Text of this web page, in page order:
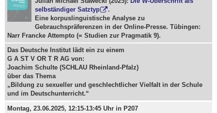
selbständiger Satztyp
.
Eine korpuslinguistische Analyse zu
Gebrauchspräferenzen in der Online-Presse. Tübingen:
Narr Francke Attempto (= Studien zur Pragmatik 9).
Das Deutsche Institut lädt ein zu einem
G A ST V OR T R AG von:
Joachim Schulte (SCHLAU Rheinland-Pfalz)
über das Thema
„Bildung zu sexueller und geschlechtlicher Vielfalt in der Schule
und im Deutschunterricht.“
Montag, 23.06.2025, 12:15-13:45 Uhr in P207